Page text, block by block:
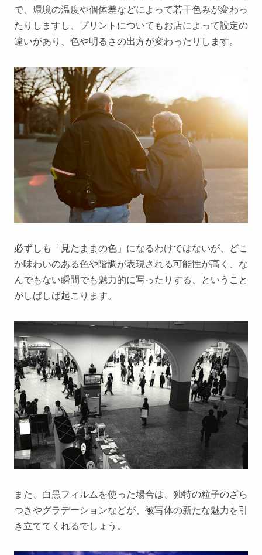
で、環境の温度や個体差などによって若干色みが変わっ
たりしますし、プリントについてもお店によって設定の
違いがあり、色や明るさの出方が変わったりします。
必ずしも「見たままの色」になるわけではないが、どこ
か味わいのある色や階調が表現される可能性が高く、な
んでもない瞬間でも魅力的に写ったりする、ということ
がしばしば起こります。
また、白黒フィルムを使った場合は、独特の粒子のざら
つきやグラデーションなどが、被写体の新たな魅力を引
き立ててくれるでしょう。